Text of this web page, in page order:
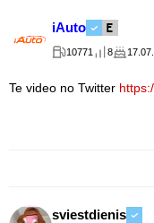
iAuto
10771 8
Te video no Twitter
sviestdienis